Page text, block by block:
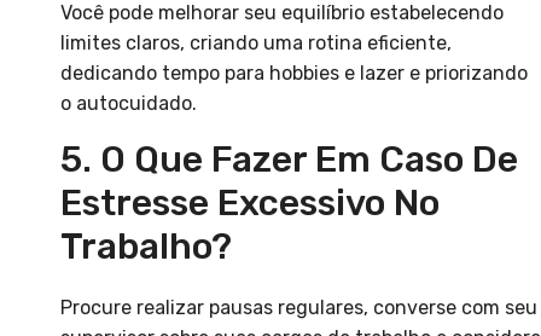
Você pode melhorar seu equilíbrio estabelecendo
limites claros, criando uma rotina eficiente,
dedicando tempo para hobbies e lazer e priorizando
o autocuidado.
5. O Que Fazer Em Caso De
Estresse Excessivo No
Trabalho?
Procure realizar pausas regulares, converse com seu